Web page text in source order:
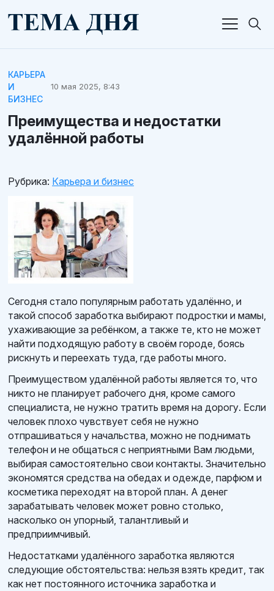
КАРЬЕРА
И
БИЗНЕС
10 мая 2025, 8:43
Преимущества и недостатки
удалённой работы
Рубрика: Карьера и бизнес
Сегодня стало популярным работать удалённо, и
такой способ заработка выбирают подростки и мамы,
ухаживающие за ребёнком, а также те, кто не может
найти подходящую работу в своём городе, боясь
рискнуть и переехать туда, где работы много.
Преимуществом удалённой работы является то, что
никто не планирует рабочего дня, кроме самого
специалиста, не нужно тратить время на дорогу. Если
человек плохо чувствует себя не нужно
отпрашиваться у начальства, можно не поднимать
телефон и не общаться с неприятными Вам людьми,
выбирая самостоятельно свои контакты. Значительно
экономятся средства на обедах и одежде, парфюм и
косметика переходят на второй план. А денег
зарабатывать человек может ровно столько,
насколько он упорный, талантливый и
предприимчивый.
Недостатками удалённого заработка являются
следующие обстоятельства: нельзя взять кредит, так
как нет постоянного источника заработка и